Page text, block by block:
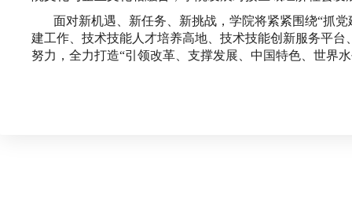
面对新机遇、新任务、新挑战，学院将紧紧围绕“抓
建工作、技术技能人才培养高地、技术技能创新服务平
努力，全力打造“引领改革、支撑发展、中国特色、世